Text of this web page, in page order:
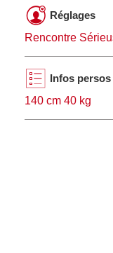
Réglages
Rencontre
Infos persos
140 cm 40 kg